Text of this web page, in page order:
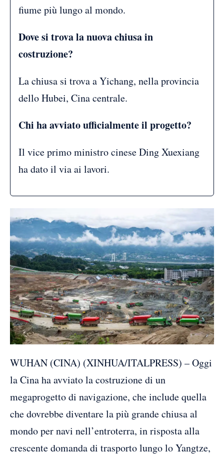
fiume più lungo al mondo.
Dove si trova la nuova chiusa in
costruzione?
La chiusa si trova a Yichang, nella provincia
dello Hubei, Cina centrale.
Chi ha avviato ufficialmente il progetto?
Il vice primo ministro cinese Ding Xuexiang
ha dato il via ai lavori.
WUHAN (CINA) (XINHUA/ITALPRESS) – Oggi
la Cina ha avviato la costruzione di un
megaprogetto di navigazione, che include quella
che dovrebbe diventare la più grande chiusa al
mondo per navi nell’entroterra, in risposta alla
crescente domanda di trasporto lungo lo Yangtze,